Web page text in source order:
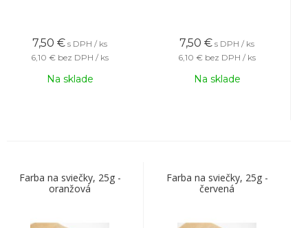
7,50 € s DPH / ks
6,10 € bez DPH / ks
Na sklade
7,50 € s DPH / ks
6,10 € bez DPH / ks
Na sklade
Farba na sviečky, 25g -
oranžová
Farba na sviečky, 25g -
červená